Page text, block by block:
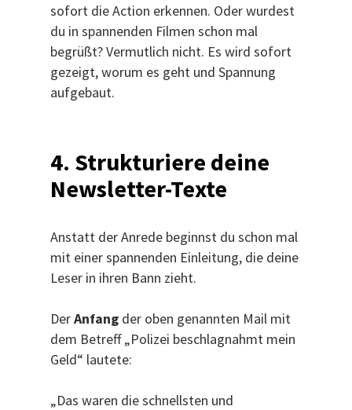
sofort die Action erkennen. Oder wurdest
du in spannenden Filmen schon mal
begrüßt? Vermutlich nicht. Es wird sofort
gezeigt, worum es geht und Spannung
aufgebaut.
4. Strukturiere deine
Newsletter-Texte
Anstatt der Anrede beginnst du schon mal
mit einer spannenden Einleitung, die deine
Leser in ihren Bann zieht.
DerAnfang der oben genannten Mail mit
dem Betreff „Polizei beschlagnahmt mein
Geld“ lautete:
„Das waren die schnellsten und